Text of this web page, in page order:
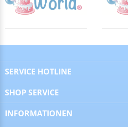
SERVICE HOTLINE
SHOP SERVICE
INFORMATIONEN